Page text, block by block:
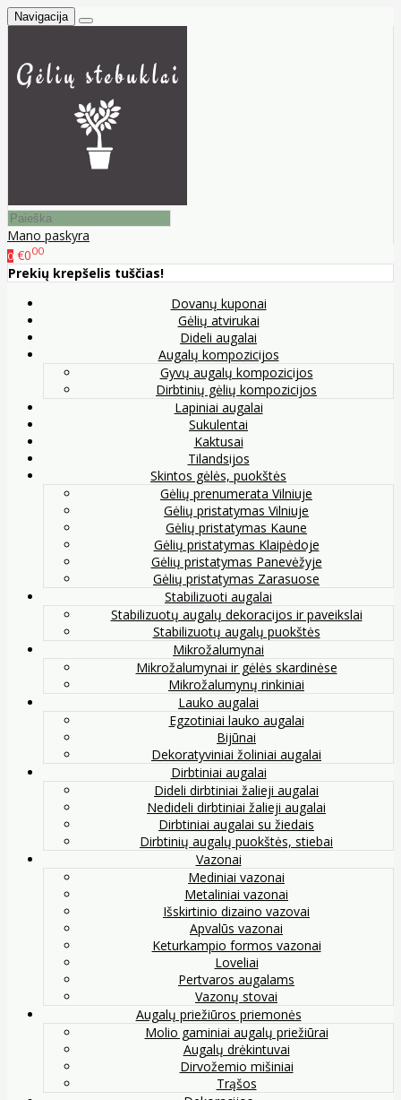
Navigacija
Mano paskyra
0 €000
Prekių krepšelis tuščias!
Dovanų kuponai
Gėlių atvirukai
Dideli augalai
Augalų kompozicijos
Gyvų augalų kompozicijos
Dirbtinių gėlių kompozicijos
Lapiniai augalai
Sukulentai
Kaktusai
Tilandsijos
Skintos gėlės, puokštės
Gėlių prenumerata Vilniuje
Gėlių pristatymas Vilniuje
Gėlių pristatymas Kaune
Gėlių pristatymas Klaipėdoje
Gėlių pristatymas Panevėžyje
Gėlių pristatymas Zarasuose
Stabilizuoti augalai
Stabilizuotų augalų dekoracijos ir paveikslai
Stabilizuotų augalų puokštės
Mikrožalumynai
Mikrožalumynai ir gėlės skardinėse
Mikrožalumynų rinkiniai
Lauko augalai
Egzotiniai lauko augalai
Bijūnai
Dekoratyviniai žoliniai augalai
Dirbtiniai augalai
Dideli dirbtiniai žalieji augalai
Nedideli dirbtiniai žalieji augalai
Dirbtiniai augalai su žiedais
Dirbtinių augalų puokštės, stiebai
Vazonai
Mediniai vazonai
Metaliniai vazonai
Išskirtinio dizaino vazovai
Apvalūs vazonai
Keturkampio formos vazonai
Loveliai
Pertvaros augalams
Vazonų stovai
Augalų priežiūros priemonės
Molio gaminiai augalų priežiūrai
Augalų drėkintuvai
Dirvožemio mišiniai
Trąšos